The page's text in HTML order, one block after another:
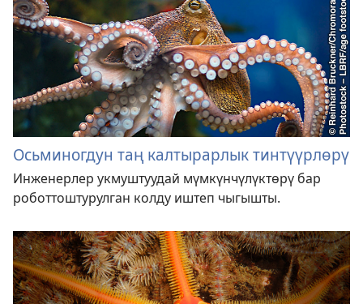
Осьминогдун таң калтырарлык тинтүүрлөрү
Инженерлер укмуштуудай мүмкүнчүлүктөрү бар
роботтоштурулган колду иштеп чыгышты.